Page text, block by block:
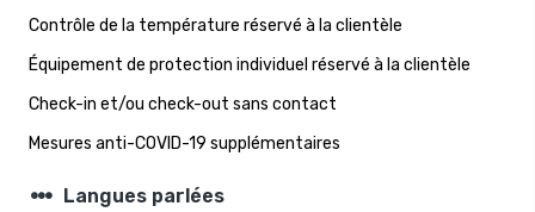
Contrôle de la température réservé à la clientèle
Équipement de protection individuel réservé à la clientèle
Check-in et/ou check-out sans contact
Mesures anti-COVID-19 supplémentaires
steppers Langues parlées